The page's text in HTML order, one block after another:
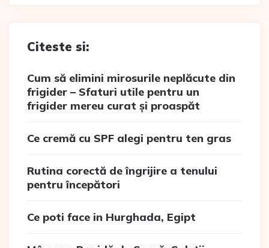
Citeste si:
Cum să elimini mirosurile neplăcute din
frigider – Sfaturi utile pentru un
frigider mereu curat și proaspăt
Ce cremă cu SPF alegi pentru ten gras
Rutina corectă de îngrijire a tenului
pentru începători
Ce poti face in Hurghada, Egipt